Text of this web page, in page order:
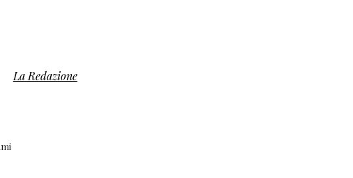
La Redazione